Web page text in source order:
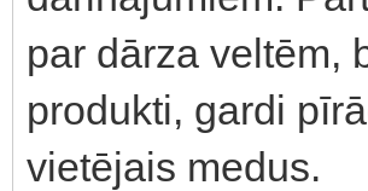
par dārza veltēm,
produkti, gardi
vietējais medus.